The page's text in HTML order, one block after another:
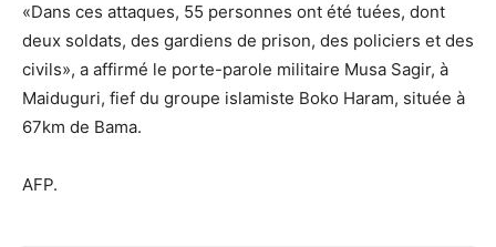
«Dans ces attaques, 55 personnes ont été tuées, dont
deux soldats, des gardiens de prison, des policiers et des
civils», a affirmé le porte-parole militaire Musa Sagir, à
Maiduguri, fief du groupe islamiste Boko Haram, située à
67km de Bama.
AFP.